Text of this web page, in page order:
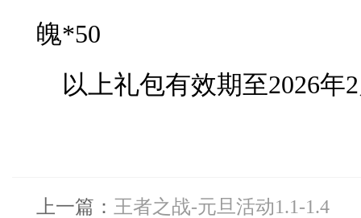
魄*50
以上礼包有效期至2026年
上一篇： 王者之战-元旦活动1.1-1.4